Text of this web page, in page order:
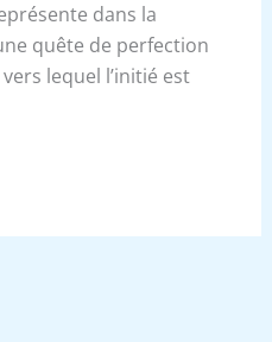
dans la
quête de perfection
lequel l’initié est